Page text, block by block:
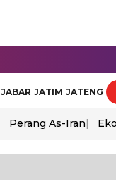
JABAR JATIM JATENG
Perang As-Iran